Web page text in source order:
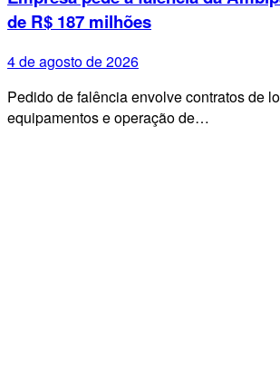
de R$ 187 milhões
4 de agosto de 2026
Pedido de falência envolve contratos de
equipamentos e operação de…